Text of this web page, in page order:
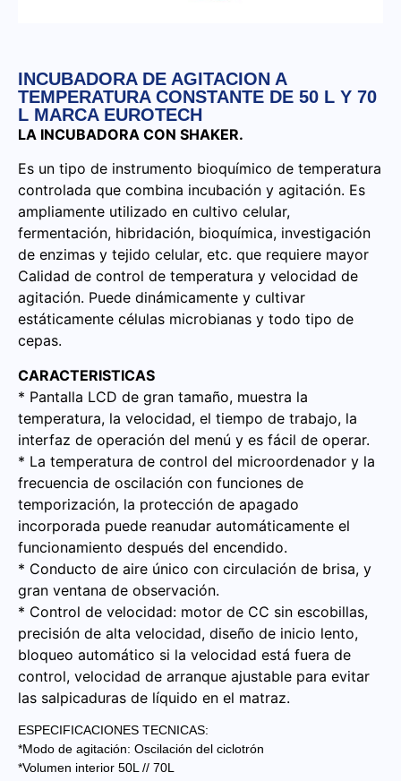
INCUBADORA DE AGITACION A
TEMPERATURA CONSTANTE DE 50 L Y 70
L MARCA EUROTECH
LA INCUBADORA CON SHAKER.
Es un tipo de instrumento bioquímico de temperatura
controlada que combina incubación y agitación. Es
ampliamente utilizado en cultivo celular,
fermentación, hibridación, bioquímica, investigación
de enzimas y tejido celular, etc. que requiere mayor
Calidad de control de temperatura y velocidad de
agitación. Puede dinámicamente y cultivar
estáticamente células microbianas y todo tipo de
cepas.
CARACTERISTICAS
* Pantalla LCD de gran tamaño, muestra la
temperatura, la velocidad, el tiempo de trabajo, la
interfaz de operación del menú y es fácil de operar.
* La temperatura de control del microordenador y la
frecuencia de oscilación con funciones de
temporización, la protección de apagado
incorporada puede reanudar automáticamente el
funcionamiento después del encendido.
* Conducto de aire único con circulación de brisa, y
gran ventana de observación.
* Control de velocidad: motor de CC sin escobillas,
precisión de alta velocidad, diseño de inicio lento,
bloqueo automático si la velocidad está fuera de
control, velocidad de arranque ajustable para evitar
las salpicaduras de líquido en el matraz.
ESPECIFICACIONES TECNICAS:
*Modo de agitación: Oscilación del ciclotrón
*Volumen interior 50L // 70L